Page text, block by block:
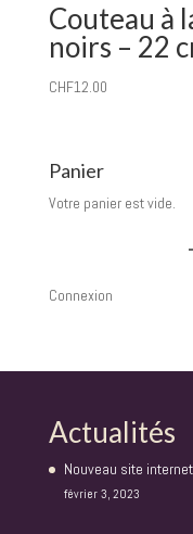
Couteau à
noirs – 22
CHF12.00
Panier
Votre panier est vide.
Connexion
Actualités
Nouveau site internet
février 3, 2023